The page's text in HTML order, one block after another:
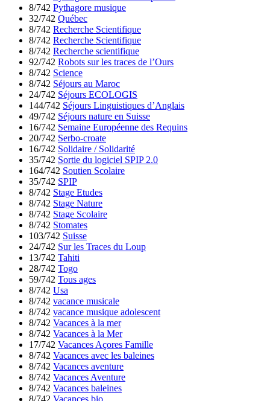
8/742 Pythagore musique
32/742 Québec
8/742 Recherche Scientifique
8/742 Recherche Scientifique
8/742 Recherche scientifique
92/742 Robots sur les traces de l’Ours
8/742 Science
8/742 Séjours au Maroc
24/742 Séjours ECOLOGIS
144/742 Séjours Linguistiques d’Anglais
49/742 Séjours nature en Suisse
16/742 Semaine Européenne des Requins
20/742 Serbo-croate
16/742 Solidaire / Solidarité
35/742 Sortie du logiciel SPIP 2.0
164/742 Soutien Scolaire
35/742 SPIP
8/742 Stage Etudes
8/742 Stage Nature
8/742 Stage Scolaire
8/742 Stomates
103/742 Suisse
24/742 Sur les Traces du Loup
13/742 Tahiti
28/742 Togo
59/742 Tous ages
8/742 Usa
8/742 vacance musicale
8/742 vacance musique adolescent
8/742 Vacances à la mer
8/742 Vacances à la Mer
17/742 Vacances Açores Famille
8/742 Vacances avec les baleines
8/742 Vacances aventure
8/742 Vacances Aventure
8/742 Vacances baleines
8/742 Vacances bio